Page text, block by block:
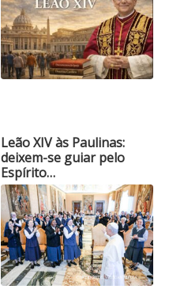
Leão XIV às Paulinas:
deixem-se guiar pelo
Espírito…